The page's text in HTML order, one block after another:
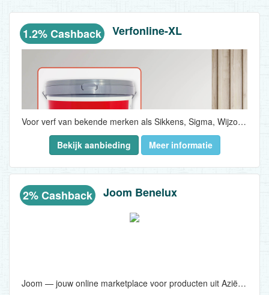
1.2% Cashback Verfonline-XL
Voor verf van bekende merken als Sikkens, Sigma, Wijzonol en Veveo hoeft de klant vanaf nu het huis niet meer uit. Bij VerfonlineXL kopen klanten eenvoudig online verf van professionele kwaliteit én profiteren ze van verf aanbiedingen. Ze profiteren dus van het gemak van online en ze betalen ook nog eens minder...
Bekijk aanbieding
Meer informatie
2% Cashback Joom Benelux
Joom — jouw online marketplace voor producten uit Azië en Europa. Alles wat je zoekt en nog veel meer tegen de beste prijzen!..